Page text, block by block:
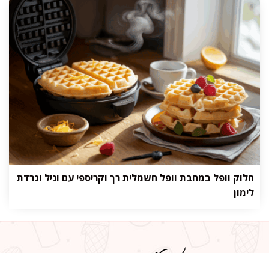
חלוק וופל במחבת וופל חשמלית רך וקריספי עם וניל וגרדת
לימון